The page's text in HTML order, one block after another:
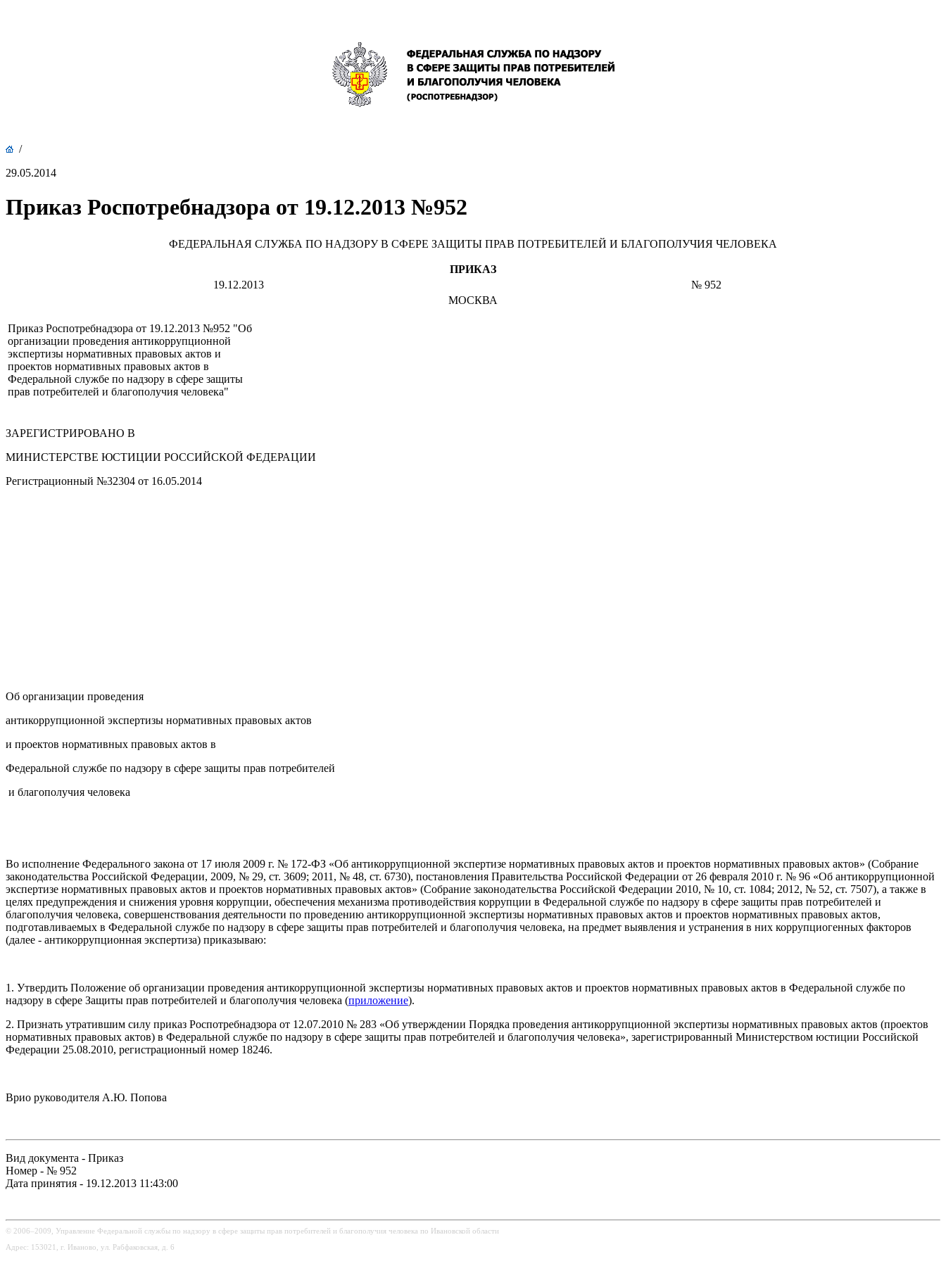
/
29.05.2014
Приказ Роспотребнадзора от 19.12.2013 №952
ФЕДЕРАЛЬНАЯ СЛУЖБА ПО НАДЗОРУ В СФЕРЕ ЗАЩИТЫ ПРАВ ПОТРЕБИТЕЛЕЙ И БЛАГОПОЛУЧИЯ ЧЕЛОВЕКА
ПРИКАЗ
19.12.2013
№ 952
МОСКВА
Приказ Роспотребнадзора от 19.12.2013 №952 "Об
организации проведения антикоррупционной
экспертизы нормативных правовых актов и
проектов нормативных правовых актов в
Федеральной службе по надзору в сфере защиты
прав потребителей и благополучия человека"
ЗАРЕГИСТРИРОВАНО В
МИНИСТЕРСТВЕ ЮСТИЦИИ РОССИЙСКОЙ ФЕДЕРАЦИИ
Регистрационный №32304 от 16.05.2014
Об организации проведения
антикоррупционной экспертизы нормативных правовых актов
и проектов нормативных правовых актов в
Федеральной службе по надзору в сфере защиты прав потребителей
и благополучия человека
Во исполнение Федерального закона от 17 июля 2009 г. № 172-ФЗ «Об антикоррупционной экспертизе нормативных правовых актов и проектов нормативных правовых актов» (Собрание
законодательства Российской Федерации, 2009, № 29, ст. 3609; 2011, № 48, ст. 6730), постановления Правительства Российской Федерации от 26 февраля 2010 г. № 96 «Об антикоррупционной
экспертизе нормативных правовых актов и проектов нормативных правовых актов» (Собрание законодательства Российской Федерации 2010, № 10, ст. 1084; 2012, № 52, ст. 7507), а также в
целях предупреждения и снижения уровня коррупции, обеспечения механизма противодействия коррупции в Федеральной службе по надзору в сфере защиты прав потребителей и
благополучия человека, совершенствования деятельности по проведению антикоррупционной экспертизы нормативных правовых актов и проектов нормативных правовых актов,
подготавливаемых в Федеральной службе по надзору в сфере защиты прав потребителей и благополучия человека, на предмет выявления и устранения в них коррупциогенных факторов
(далее - антикоррупционная экспертиза) приказываю:
1. Утвердить Положение об организации проведения антикоррупционной экспертизы нормативных правовых актов и проектов нормативных правовых актов в Федеральной службе по
надзору в сфере Защиты прав потребителей и благополучия человека (приложение).
2. Признать утратившим силу приказ Роспотребнадзора от 12.07.2010 № 283 «Об утверждении Порядка проведения антикоррупционной экспертизы нормативных правовых актов (проектов
нормативных правовых актов) в Федеральной службе по надзору в сфере защиты прав потребителей и благополучия человека», зарегистрированный Министерством юстиции Российской
Федерации 25.08.2010, регистрационный номер 18246.
Врио руководителя А.Ю. Попова
Вид документа - Приказ
Номер - № 952
Дата принятия - 19.12.2013 11:43:00
© 2006–2009, Управление Федеральной службы по надзору в сфере защиты прав потребителей и благополучия человека по Ивановской области
Адрес: 153021, г. Иваново, ул. Рабфаковская, д. 6